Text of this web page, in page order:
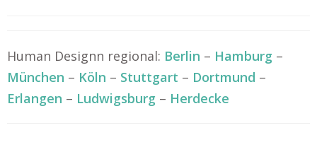
Human Designn regional: Berlin – Hamburg –
München – Köln – Stuttgart – Dortmund –
Erlangen – Ludwigsburg – Herdecke